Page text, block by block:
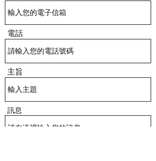
電話
主旨
訊息